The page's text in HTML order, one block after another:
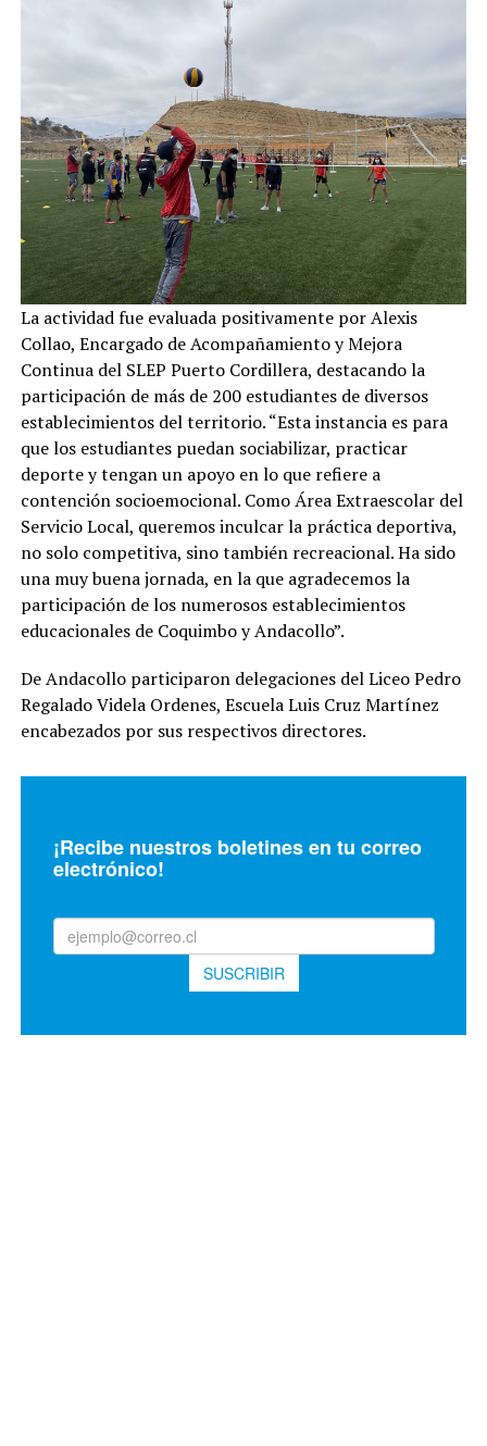
La actividad fue evaluada positivamente por Alexis
Collao, Encargado de Acompañamiento y Mejora
Continua del SLEP Puerto Cordillera, destacando la
participación de más de 200 estudiantes de diversos
establecimientos del territorio. “Esta instancia es para
que los estudiantes puedan sociabilizar, practicar
deporte y tengan un apoyo en lo que refiere a
contención socioemocional. Como Área Extraescolar del
Servicio Local, queremos inculcar la práctica deportiva,
no solo competitiva, sino también recreacional. Ha sido
una muy buena jornada, en la que agradecemos la
participación de los numerosos establecimientos
educacionales de Coquimbo y Andacollo”.
De Andacollo participaron delegaciones del Liceo Pedro
Regalado Videla Ordenes, Escuela Luis Cruz Martínez
encabezados por sus respectivos directores.